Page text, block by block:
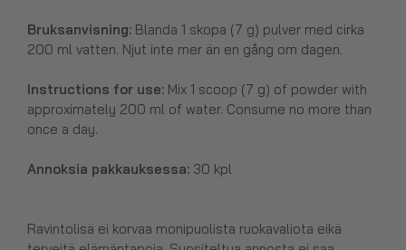
Bruksanvisning: Blanda 1 skopa (7 g) pulver med cirka
200 ml vatten. Njut inte mer än en gång om dagen.
Instructions for use: Mix 1 scoop (7 g) of powder with
approximately 200 ml of water. Consume no more than
once a day.
Annoksia pakkauksessa: 30 kpl
Ravintolisä ei korvaa monipuolista ruokavaliota eikä